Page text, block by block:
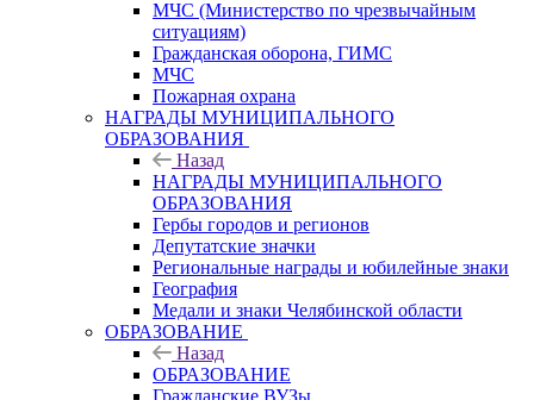
МЧС (Министерство по чрезвычайным
ситуациям)
Гражданская оборона, ГИМС
МЧС
Пожарная охрана
НАГРАДЫ МУНИЦИПАЛЬНОГО
ОБРАЗОВАНИЯ
Назад
НАГРАДЫ МУНИЦИПАЛЬНОГО
ОБРАЗОВАНИЯ
Гербы городов и регионов
Депутатские значки
Региональные награды и юбилейные знаки
География
Медали и знаки Челябинской области
ОБРАЗОВАНИЕ
Назад
ОБРАЗОВАНИЕ
Гражданские ВУЗы